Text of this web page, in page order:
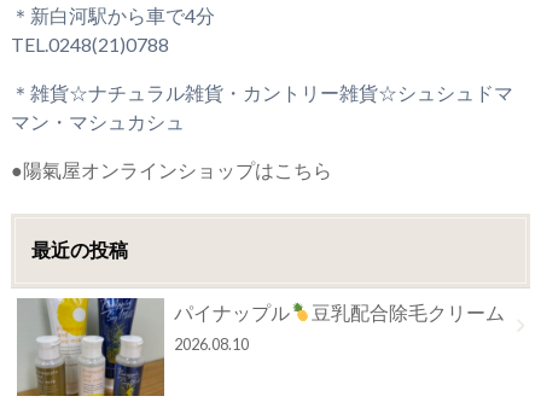
＊新白河駅から車で4分
TEL.0248(21)0788
＊雑貨☆ナチュラル雑貨・カントリー雑貨☆シュシュドマ
マン・マシュカシュ
●陽氣屋オンラインショップはこちら
最近の投稿
パイナップル 豆乳配合除毛クリーム
2026.08.10